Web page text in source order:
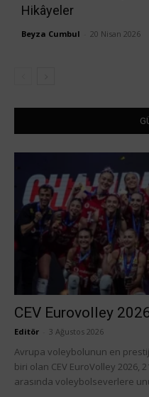
Hikâyeler
Beyza Cumbul 20 Nisan 2026
CEV Eurovolley
Editör 3 Ağustos 2026
Avrupa voleybolunun en
biri olan CEV EuroVolley 2026,
arasında voleybolseverlere